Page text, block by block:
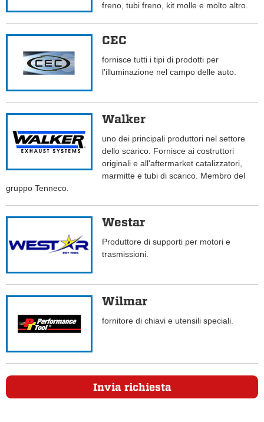
freno, tubi freno, kit molle e molto altro.
CEC
fornisce tutti i tipi di prodotti per
l'illuminazione nel campo delle auto.
Walker
uno dei principali produttori nel settore
dello scarico. Fornisce ai costruttori
originali e all'aftermarket catalizzatori,
marmitte e tubi di scarico. Membro del
gruppo Tenneco.
Westar
Produttore di supporti per motori e
trasmissioni.
Wilmar
fornitore di chiavi e utensili speciali.
Invia richiesta